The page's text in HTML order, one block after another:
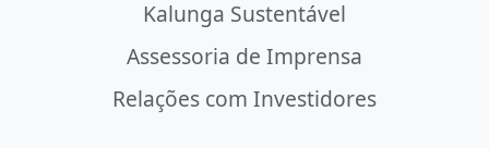
Kalunga Sustentável
Assessoria de Imprensa
Relações com Investidores